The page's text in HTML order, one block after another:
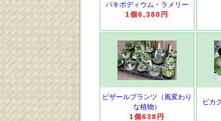
パキポディウム・ラメリー
1個6,380円
ビザールプランツ（風変わり
な植物）
1個638円
ビカ